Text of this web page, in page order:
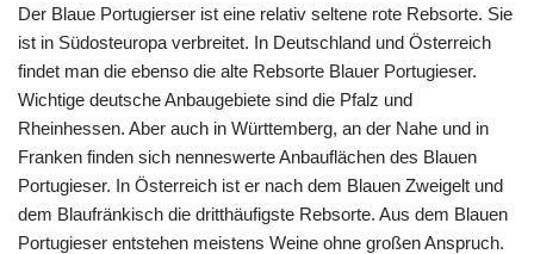
Der Blaue Portugierser ist eine relativ seltene rote Rebsorte. Sie
ist in Südosteuropa verbreitet. In Deutschland und Österreich
findet man die ebenso die alte Rebsorte Blauer Portugieser.
Wichtige deutsche Anbaugebiete sind die Pfalz und
Rheinhessen. Aber auch in Württemberg, an der Nahe und in
Franken finden sich nenneswerte Anbauflächen des Blauen
Portugieser. In Österreich ist er nach dem Blauen Zweigelt und
dem Blaufränkisch die dritthäufigste Rebsorte. Aus dem Blauen
Portugieser entstehen meistens Weine ohne großen Anspruch.